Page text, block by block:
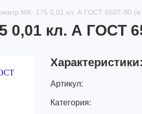
МК- 175 0,01 кл. А ГОСТ 6507-90 (в
0,01 кл. А ГОСТ
Характеристики:
Артикул:
Категория: